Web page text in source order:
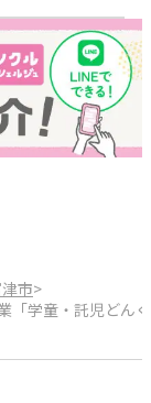
市>
「学童・託児どんぐ